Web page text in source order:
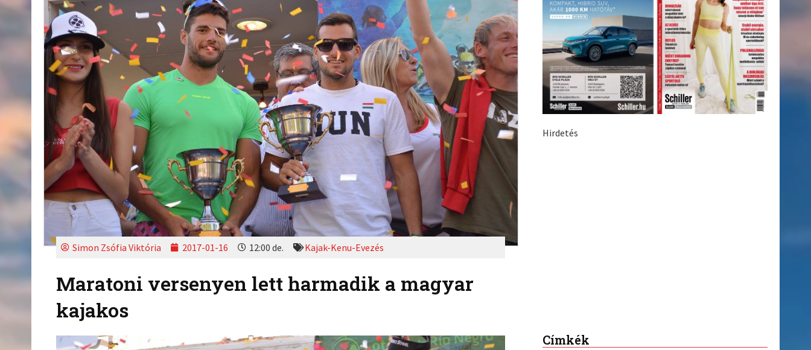
Simon Zsófia Viktória 2017-01-16 12:00 de. Kajak-Kenu-Evezés
Maratoni versenyen lett harmadik a magyar
kajakos
Hirdetés
Címkék